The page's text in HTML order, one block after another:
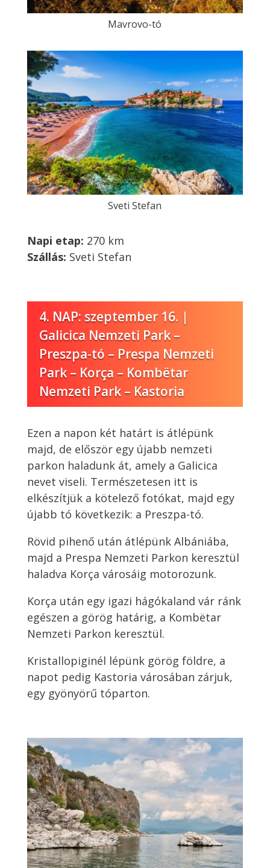
Mavrovo-tó
Sveti Stefan
Napi etap: 270 km
Szállás: Sveti Stefan
4. NAP: szeptember 16. |
Galicica Nemzeti Park –
Preszpa-tó – Prespa Nemzeti
Park – Korça – Kombëtar
Nemzeti Park – Kastoria
Ezen a napon két határt is átlépünk
majd, de először egy újabb nemzeti
parkon haladunk át, amely a Galicica
nevet viseli. Természetesen itt is
elkészítjük a kötelező fotókat, majd egy
újabb tó következik: a Preszpa-tó.
Rövid pihenő után átlépünk Albániába,
majd a Prespa Nemzeti Parkon keresztül
haladva Korça városáig motorozunk.
Korça után egy igazi hágókaland vár ránk
egészen a görög határig, a Kombëtar
Nemzeti Parkon keresztül.
Kristallopiginél lépünk görög földre, a
napot pedig Kastoria városában zárjuk,
egy gyönyörű tóparton.